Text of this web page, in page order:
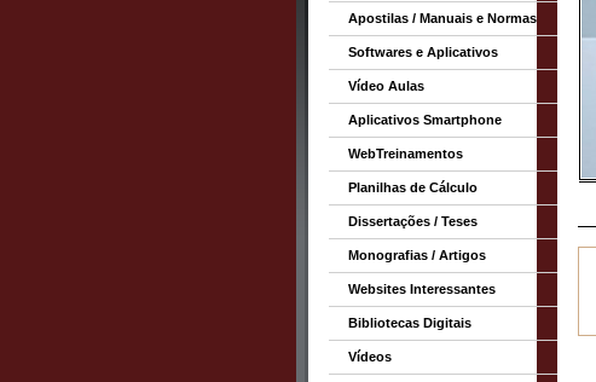
Apostilas / Manuais e Normas
Softwares e Aplicativos
Vídeo Aulas
Aplicativos Smartphone
WebTreinamentos
Planilhas de Cálculo
Dissertações / Teses
Monografias / Artigos
Websites Interessantes
Bibliotecas Digitais
Vídeos